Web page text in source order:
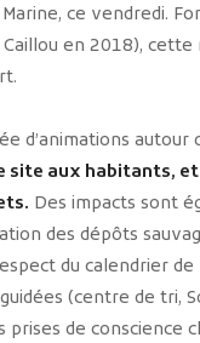
ce vendredi.
en 2018),
d’animations
site aux habitants,
Des impacts sont
des dépôts
du calendrier de
(centre de tri,
de conscience